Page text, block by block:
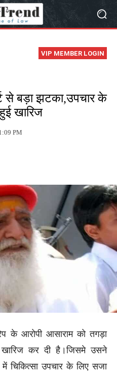
VIP MEMBER LOGIN
से बड़ा झटका,उपचार के
खारिज
PM
के आरोपी आसाराम को तगड़ा
कर दी है।जिसमे उसने
चिकित्सा उपचार के लिए सजा